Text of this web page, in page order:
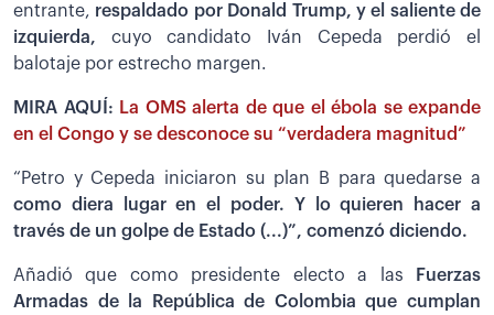
entrante, respaldado por Donald Trump, y el saliente de
izquierda, cuyo candidato Iván Cepeda perdió el
balotaje por estrecho margen.
MIRA AQUÍ: La OMS alerta de que el ébola se expande
en el Congo y se desconoce su “verdadera magnitud”
“Petro y Cepeda iniciaron su plan B para quedarse a
como diera lugar en el poder. Y lo quieren hacer a
través de un golpe de Estado (...)”, comenzó diciendo.
Añadió que como presidente electo a las
Fuerzas
Armadas de la República de Colombia que cumplan